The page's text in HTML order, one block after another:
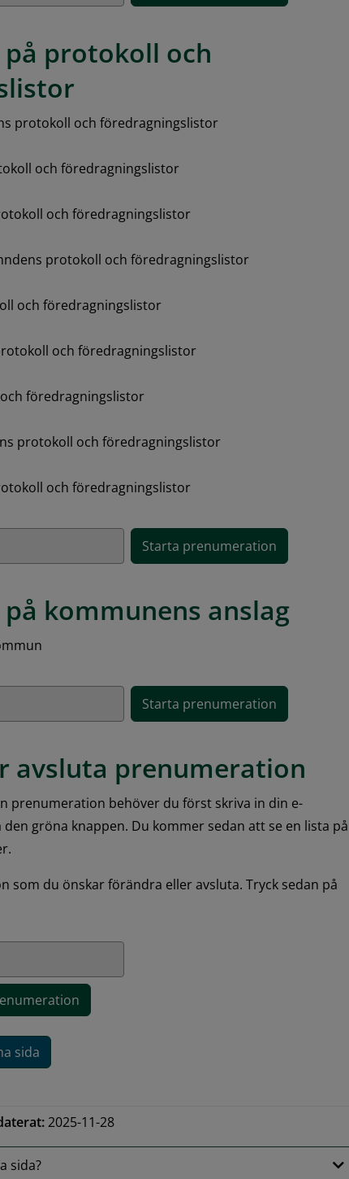
protokoll och
protokoll och föredragningslistor
och föredragningslistor
och föredragningslistor
protokoll och föredragningslistor
och föredragningslistor
och föredragningslistor
föredragningslistor
protokoll och föredragningslistor
och föredragningslistor
kommunens anslag
avsluta prenumeration
prenumeration behöver du först skriva in din e-
den gröna knappen. Du kommer sedan att se en lista på
som du önskar förändra eller avsluta. Tryck sedan på
sida
2025-11-28
sida?